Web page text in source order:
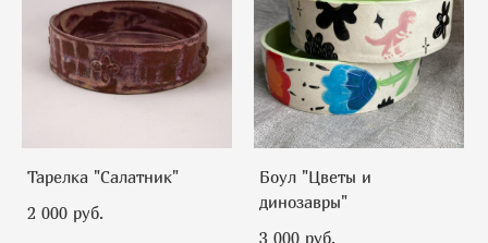
Тарелка "Салатник"
2 000 pуб.
Боул "Цветы и
динозавры"
3 000 pуб.